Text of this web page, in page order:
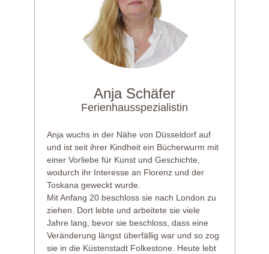
Anja Schäfer
Ferienhausspezialistin
Anja wuchs in der Nähe von Düsseldorf auf
und ist seit ihrer Kindheit ein Bücherwurm mit
einer Vorliebe für Kunst und Geschichte,
wodurch ihr Interesse an Florenz und der
Toskana geweckt wurde.
Mit Anfang 20 beschloss sie nach London zu
ziehen. Dort lebte und arbeitete sie viele
Jahre lang, bevor sie beschloss, dass eine
Veränderung längst überfällig war und so zog
sie in die Küstenstadt Folkestone. Heute lebt